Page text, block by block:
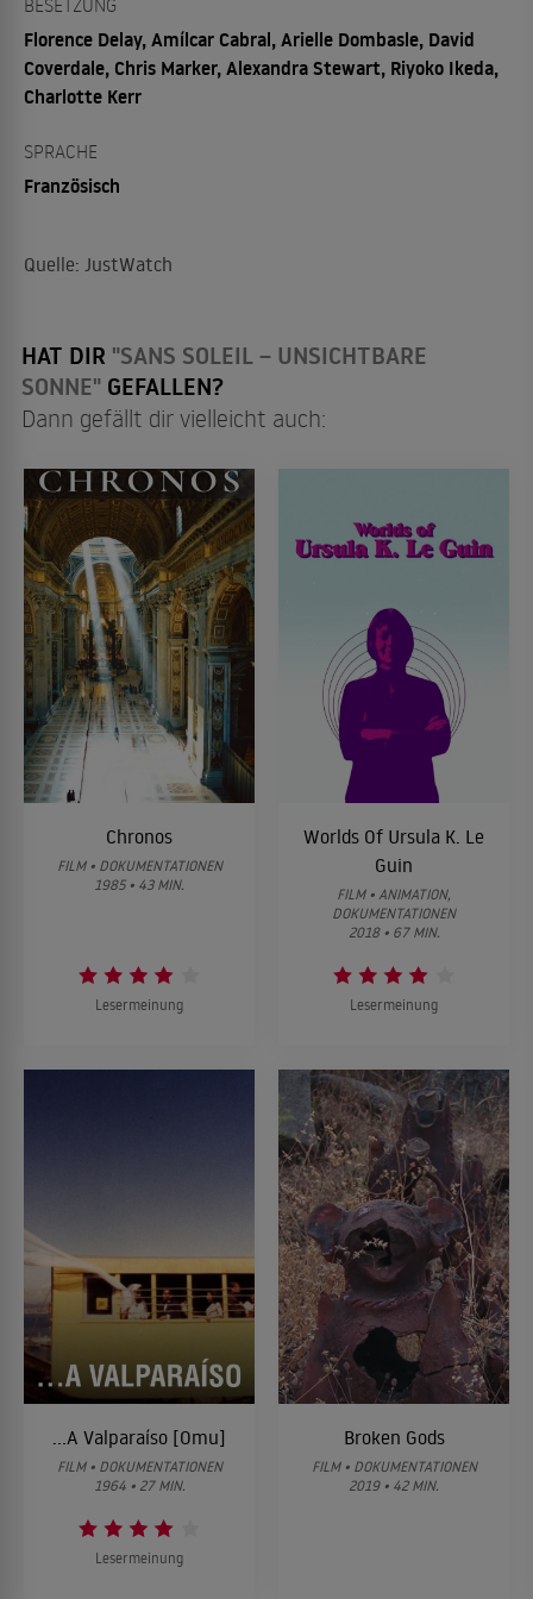
Florence Delay, Amílcar Cabral, Arielle Dombasle, David
Coverdale, Chris Marker, Alexandra Stewart, Riyoko Ikeda,
Charlotte Kerr
SPRACHE
Französisch
Quelle: JustWatch
HAT DIR "SANS SOLEIL – UNSICHTBARE
SONNE" GEFALLEN?
Dann gefällt dir vielleicht auch:
Chronos
FILM • DOKUMENTATIONEN
1985 • 43 MIN.
Lesermeinung
Worlds Of Ursula K. Le
Guin
FILM • ANIMATION,
DOKUMENTATIONEN
2018 • 67 MIN.
Lesermeinung
…A Valparaíso [Omu]
FILM • DOKUMENTATIONEN
1964 • 27 MIN.
Lesermeinung
Broken Gods
FILM • DOKUMENTATIONEN
2019 • 42 MIN.